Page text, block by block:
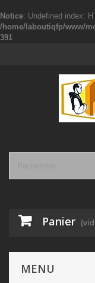
Notice: Undefined index:
/home/laboutiqfp/www/
391
Panier
MENU